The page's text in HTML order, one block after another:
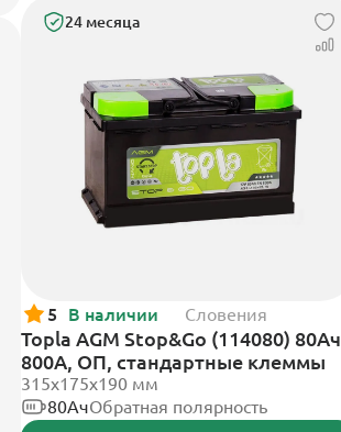
24 месяца
5 В наличии Словения
Topla AGM Stop&Go (114080) 80Ач
800А, ОП, стандартные клеммы
315x175x190 мм
80АчОбратная полярность